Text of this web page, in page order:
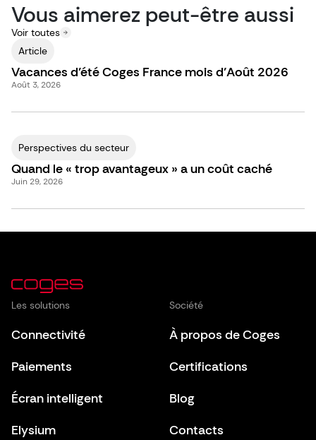
Vous aimerez peut-être aussi
Voir toutes
Article
Août 3, 2026
Vacances d’été Coges France mois d’Août 2026
Perspectives du secteur
Juin 29, 2026
Quand le « trop avantageux » a un coût caché
Les solutions
Connectivité
Paiements
Écran intelligent
Elysium
Société
À propos de Coges
Certifications
Blog
Contacts